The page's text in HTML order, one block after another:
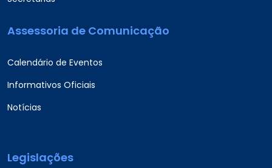
Assessoria de Comunicação
Calendário de Eventos
Informativos Oficiais
Notícias
Legislações